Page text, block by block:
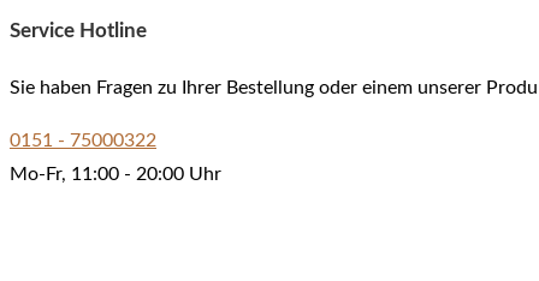
Service Hotline
Sie haben Fragen zu Ihrer Bestellung oder einem unserer
0151 - 75000322
Mo-Fr, 11:00 - 20:00 Uhr